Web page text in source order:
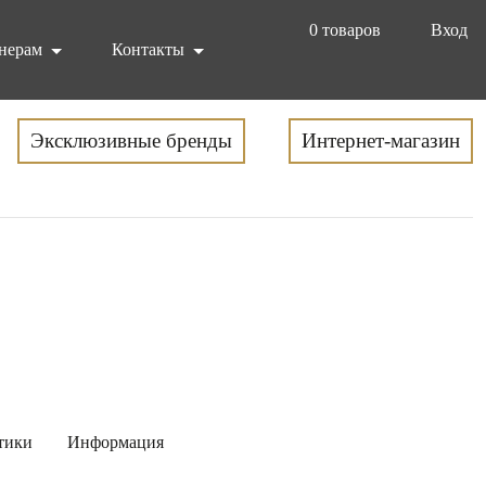
0 товаров
Вход
Контакты
Эксклюзивные бренды Интернет-магазин
Информация